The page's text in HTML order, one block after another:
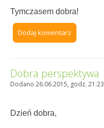
Tymczasem dobra!
Dodaj komentarz
Dobra perspektywa
Dodano 26.06.2015, godz. 21:23
Dzień dobra,